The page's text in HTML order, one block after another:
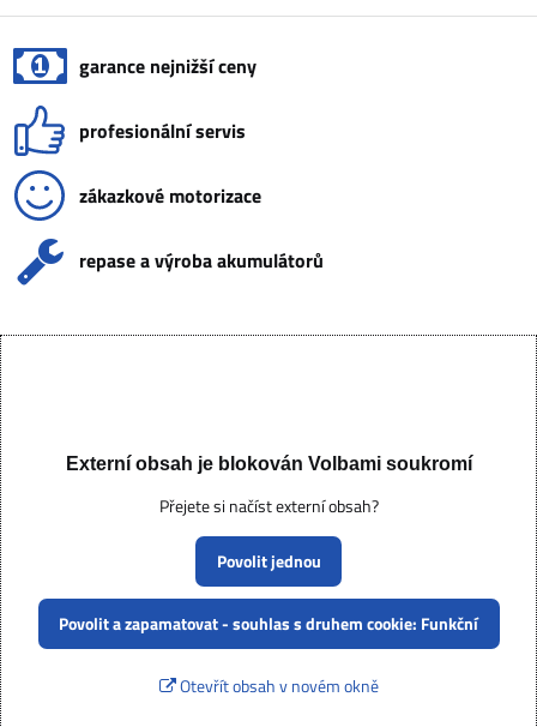
garance nejnižší ceny
profesionální servis
zákazkové motorizace
repase a výroba akumulátorů
Externí obsah je blokován Volbami soukromí
Přejete si načíst externí obsah?
Povolit jednou
Povolit a zapamatovat - souhlas s druhem cookie: Funkční
Otevřít obsah v novém okně